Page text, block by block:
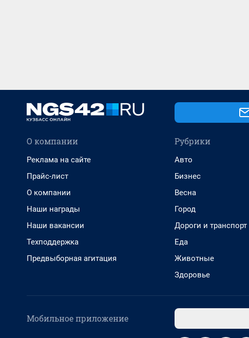
О компании
Реклама на сайте
Прайс-лист
О компании
Наши награды
Наши вакансии
Техподдержка
Предвыборная агитация
Рубрики
Авто
Бизнес
Весна
Город
Дороги и транспорт
Еда
Животные
Здоровье
Мобильное приложение